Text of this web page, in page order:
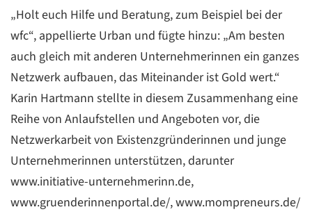
„Holt euch Hilfe und Beratung, zum Beispiel bei der
wfc“, appellierte Urban und fügte hinzu: „Am besten
auch gleich mit anderen Unternehmerinnen ein ganzes
Netzwerk aufbauen, das Miteinander ist Gold wert.“
Karin Hartmann stellte in diesem Zusammenhang eine
Reihe von Anlaufstellen und Angeboten vor, die
Netzwerkarbeit von Existenzgründerinnen und junge
Unternehmerinnen unterstützen, darunter
www.initiative-unternehmerinn.de,
www.gruenderinnenportal.de/, www.mompreneurs.de/